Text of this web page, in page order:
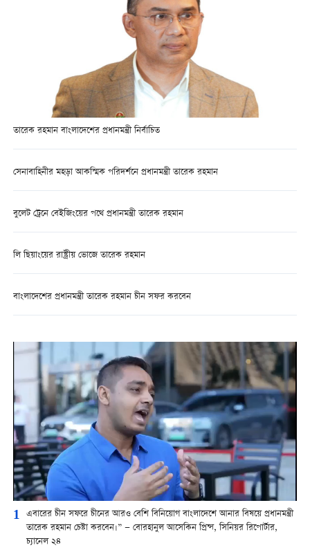
তারেক রহমান বাংলাদেশের প্রধানমন্ত্রী নির্বাচিত
সেনাবাহিনীর মহড়া আকস্মিক পরিদর্শনে প্রধানমন্ত্রী তারেক রহমান
বুলেট ট্রেনে বেইজিংয়ের পথে প্রধানমন্ত্রী তারেক রহমান
লি ছিয়াংয়ের রাষ্ট্রীয় ভোজে তারেক রহমান
বাংলাদেশের প্রধানমন্ত্রী তারেক রহমান চীন সফর করবেন
1 এবারের চীন সফরে চীনের আরও বেশি বিনিয়োগ বাংলাদেশে আনার বিষয়ে প্রধানমন্ত্রী
তারেক রহমান চেষ্টা করবেন।” — বোরহানুল আসেকিন প্রিন্স, সিনিয়র রিপোর্টার,
চ্যানেল ২৪